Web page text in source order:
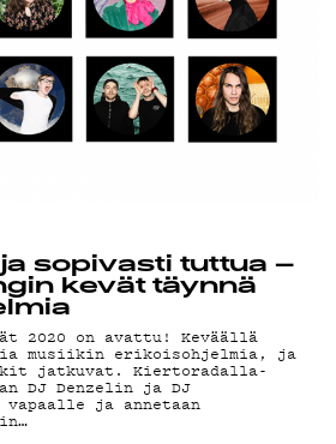
sopivasti tuttua –
kevät täynnä
2020 on avattu! Keväällä
musiikin erikoisohjelmia, ja
jatkuvat. Kiertoradalla-
DJ Denzelin ja DJ
ja annetaan